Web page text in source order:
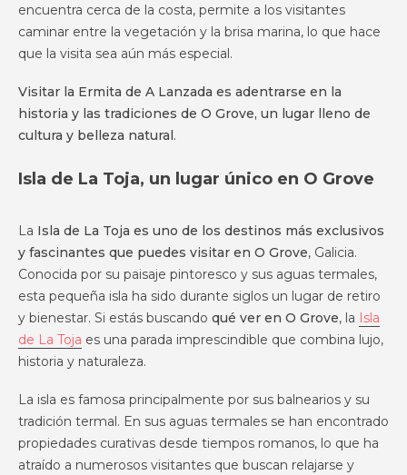
encuentra cerca de la costa, permite a los visitantes
caminar entre la vegetación y la brisa marina, lo que hace
que la visita sea aún más especial.
Visitar la Ermita de A Lanzada es adentrarse en la
historia y las tradiciones de O Grove, un lugar lleno de
cultura y belleza natural.
Isla de La Toja, un lugar único en O Grove
La Isla de La Toja es uno de los destinos más exclusivos
y fascinantes que puedes visitar en O Grove, Galicia.
Conocida por su paisaje pintoresco y sus aguas termales,
esta pequeña isla ha sido durante siglos un lugar de retiro
y bienestar. Si estás buscando qué ver en O Grove, la Isla
de La Toja es una parada imprescindible que combina lujo,
historia y naturaleza.
La isla es famosa principalmente por sus balnearios y su
tradición termal. En sus aguas termales se han encontrado
propiedades curativas desde tiempos romanos, lo que ha
atraído a numerosos visitantes que buscan relajarse y